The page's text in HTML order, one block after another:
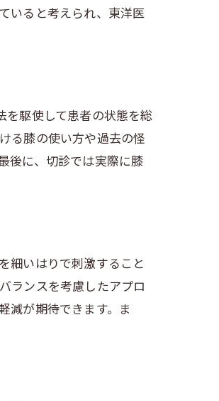
いると考えられ、東洋医
を駆使して患者の状態を総
る膝の使い方や過去の怪
後に、切診では実際に膝
細いはりで刺激すること
ランスを考慮したアプロ
減が期待できます。ま